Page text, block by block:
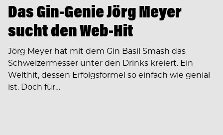
Das Gin-Genie Jörg Meyer
sucht den Web-Hit
Jörg Meyer hat mit dem Gin Basil Smash das
Schweizermesser unter den Drinks kreiert. Ein
Welthit, dessen Erfolgsformel so einfach wie genial
ist. Doch für…